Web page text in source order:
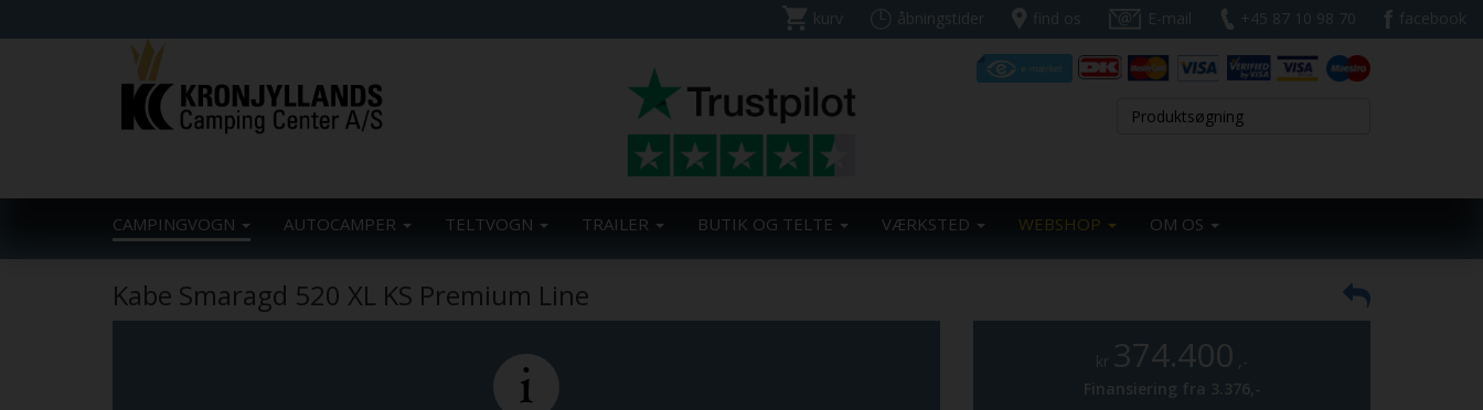
kurv åbningstider find os E-mail +45 87 10 98 70 facebook
CAMPINGVOGN AUTOCAMPER TELTVOGN TRAILER BUTIK OG TELTE VÆRKSTED WEBSHOP OM OS
Kabe Smaragd 520 XL KS Premium Line
kr 374.400 ,-
Finansiering fra 3.376,-